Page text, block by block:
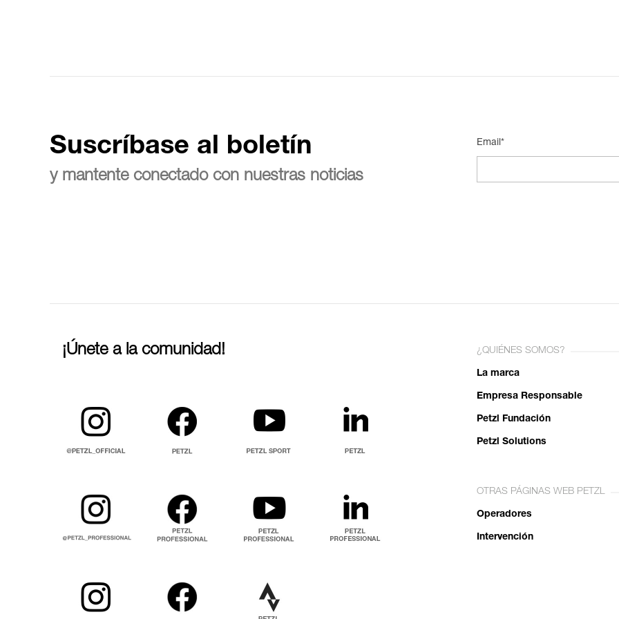
Suscríbase al boletín
y mantente conectado con nuestras noticias
Email*
¡Únete a la comunidad! ¿QUIÉNES SOMOS?
La marca
Empresa Responsable
Petzl Fundación
Petzl Solutions
OTRAS PÁGINAS WEB PETZL
Operadores
Intervención